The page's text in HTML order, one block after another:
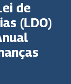
de
(LDO)